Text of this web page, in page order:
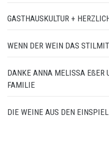
GASTHAUSKULTUR +
WENN DER WEIN DAS
DANKE ANNA MELISSA EßER
FAMILIE
DIE WEINE AUS DEN